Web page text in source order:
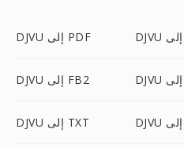
DJVU إلى PDF
DJVU إلى FB2
DJVU إلى TXT